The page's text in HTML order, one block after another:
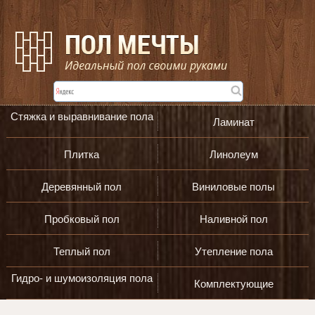
Стяжка и выравнивание пола Ламинат
Плитка Линолеум
Деревянный пол Виниловые полы
Пробковый пол Наливной пол
Теплый пол Утепление пола
Гидро- и шумоизоляция пола Комплектующие